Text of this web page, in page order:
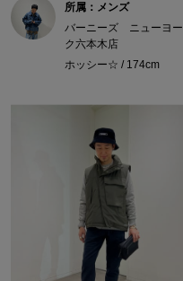
所属：メンズ
バーニーズ ニューヨー
ク六本木店
ホッシー☆ / 174cm